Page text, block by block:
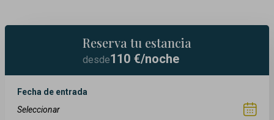
Reserva tu estancia
desde110 €/noche
Fecha de entrada